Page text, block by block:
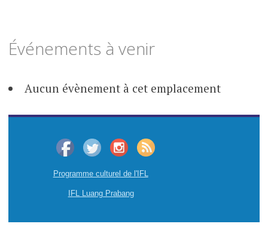
Événements à venir
Aucun évènement à cet emplacement
Programme culturel de l'IFL
IFL Luang Prabang